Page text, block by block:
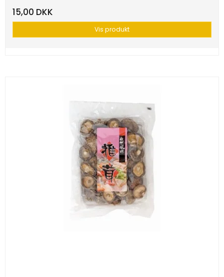
15,00 DKK
Vis produkt